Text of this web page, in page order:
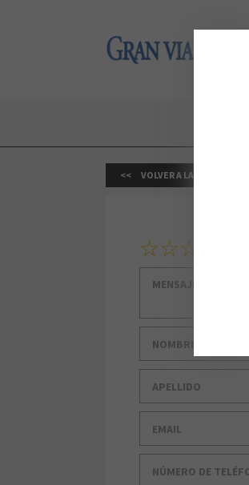
Gran Via 2
VOLVER A LA TIENDA
Tu clasificación
2
1